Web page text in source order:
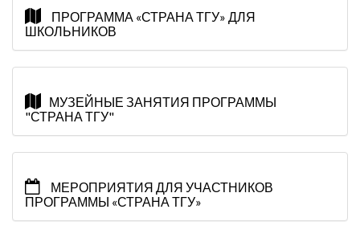
ПРОГРАММА «СТРАНА ТГУ» ДЛЯ
ШКОЛЬНИКОВ
МУЗЕЙНЫЕ ЗАНЯТИЯ ПРОГРАММЫ
"СТРАНА ТГУ"
МЕРОПРИЯТИЯ ДЛЯ УЧАСТНИКОВ
ПРОГРАММЫ «СТРАНА ТГУ»